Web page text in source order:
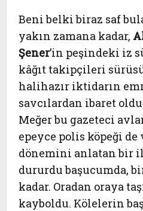
Beni belki biraz saf
yakın zamana kadar,
Şener’in peşindeki iz
kâğıt takipçileri
halihazır iktidarın
savcılardan ibaret
Meğer bu gazeteci
epeyce polis köpeği
dönemini anlatan bir
dururdu başucumda,
kadar. Oradan oraya
kayboldu. Kölelerin